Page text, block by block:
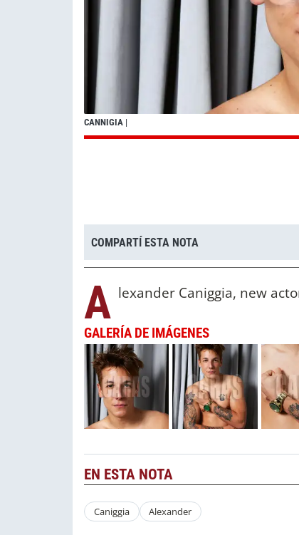
CANNIGIA |
COMPARTÍ ESTA NOTA
A lexander Caniggia, new
GALERÍA DE IMÁGENES
EN ESTA NOTA
Caniggia Alexander